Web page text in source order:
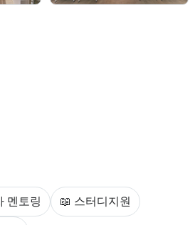
멘토링 📖 스터디지원